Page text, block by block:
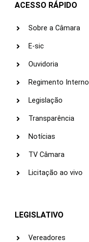
ACESSO RÁPIDO
Sobre a Câmara
E-sic
Ouvidoria
Regimento Interno
Legislação
Transparência
Notícias
TV Câmara
Licitação ao vivo
LEGISLATIVO
Vereadores